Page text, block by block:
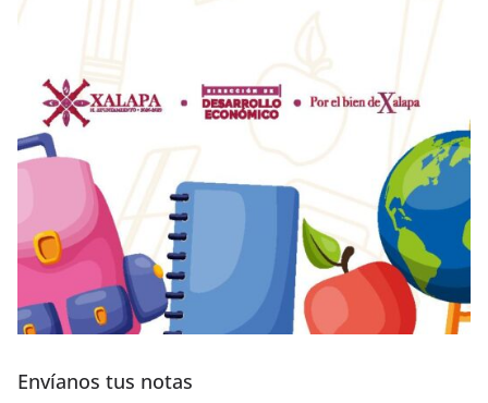
Envíanos tus notas